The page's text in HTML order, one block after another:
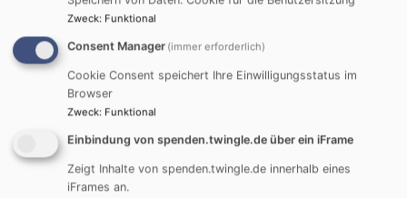
So, 13.9. 10 Uhr
Gottesdienst
(Lektorin Bettina Tschach)
Würzburg - Frauenland Auferstehungskirche
Zweck: Funktional
Consent Manager (immer erforderlich)
Cookie Consent speichert Ihre Einwilligungsstatus im
Browser
Zweck: Funktional
Einbindung von spenden.twingle.de über ein iFrame
Zeigt Inhalte von spenden.twingle.de innerhalb eines
iFrames an.